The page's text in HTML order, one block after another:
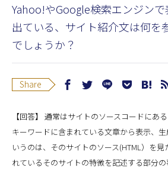
Yahoo!やGoogle検索エンジン
出ている、サイト紹介文は何を
でしょうか？
Share
【回答】 通常はサイトのソースコードにあ
キーワードに含まれている文章から表示、
いうのは、そのサイトのソース(HTML）を
れているそのサイトの特徴を記述する部分